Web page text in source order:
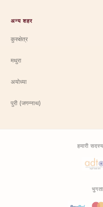
अन्य शहर
कुरुक्षेत्र
मथुरा
अयोध्या
पुरी (जगन्नाथ)
हमारी